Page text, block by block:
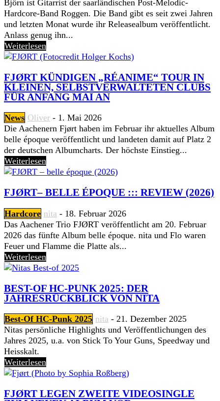
Björn ist Gitarrist der saarländischen Post-Melodic-
Hardcore-Band Roggen. Die Band gibt es seit zwei Jahren
und letzten Monat wurde ihr Releasealbum veröffentlicht.
Anlass genug ihn...
Weiterlesen
FJØRT KÜNDIGEN „RÉANIME“ TOUR IN
KLEINEN, SELBSTVERWALTETEN CLUBS
FÜR ANFANG MAI AN
News Oliver - 1. Mai 2026
Die Aachenern Fjørt haben im Februar ihr aktuelles Album
belle époque veröffentlicht und landeten damit auf Platz 2
der deutschen Albumcharts. Der höchste Einstieg...
Weiterlesen
FJØRT– BELLE ÉPOQUE ::: REVIEW (2026)
Hardcore nita - 18. Februar 2026
Das Aachener Trio FJØRT veröffentlicht am 20. Februar
2026 das fünfte Album belle époque. nita und Flo waren
Feuer und Flamme die Platte als...
Weiterlesen
BEST-OF HC-PUNK 2025: DER
JAHRESRÜCKBLICK VON NITA
Best-Of HC-Punk 2025 nita - 21. Dezember 2025
Nitas persönliche Highlights und Veröffentlichungen des
Jahres 2025, u.a. von Stick To Your Guns, Speedway und
Heisskalt.
Weiterlesen
FJØRT LEGEN ZWEITE VIDEOSINGLE